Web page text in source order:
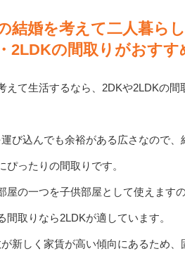
結婚を考えて二人暮ら
2LDKの間取りがおすす
えて生活するなら、2DKや2LDKの間
び込んでも余裕がある広さなので、
ったりの間取りです。
屋の一つを子供部屋として使えます
間取りなら2LDKが適しています。
新しく家賃が高い傾向にあるため、